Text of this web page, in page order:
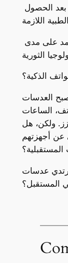
الذكية؟
العدسات
الساعات
ولكن، هل
عن أجهزتهم
المستقبلية؟
عدسات
المستقبل؟